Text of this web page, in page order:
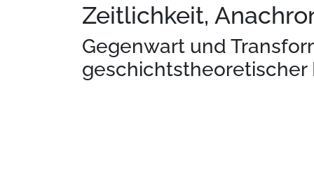
Zeitlichkeit,
Gegenwart und
geschichtstheoretischer